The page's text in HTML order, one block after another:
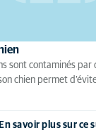
sont contaminés par
chien permet
En savoir plus sur ce